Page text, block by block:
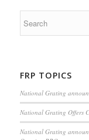
FRP TOPICS
National Grating
National Grating Offers
National Grating